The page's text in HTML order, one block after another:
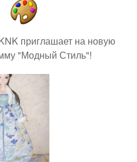
приглашает на новую
"Модный Стиль"!